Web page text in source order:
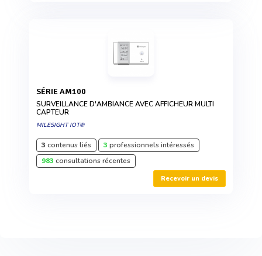
SÉRIE AM100
SURVEILLANCE D'AMBIANCE AVEC AFFICHEUR MULTI
CAPTEUR
MILESIGHT IOT®
3 contenus liés 3 professionnels intéressés
983 consultations récentes
Recevoir un devis